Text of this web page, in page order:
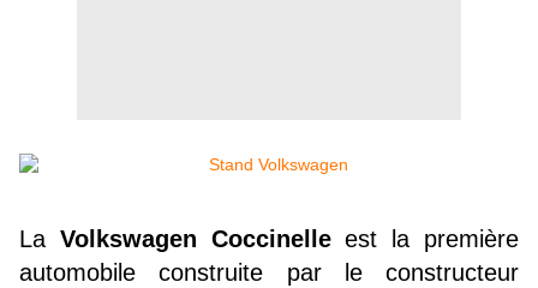
La Volkswagen Coccinelleest la première
automobile construite par le constructeur